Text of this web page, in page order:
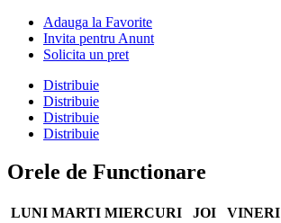
Adauga la Favorite
Invita pentru Anunt
Solicita un pret
Distribuie
Distribuie
Distribuie
Distribuie
Orele de Functionare
LUNI MARTI MIERCURI JOI VINERI